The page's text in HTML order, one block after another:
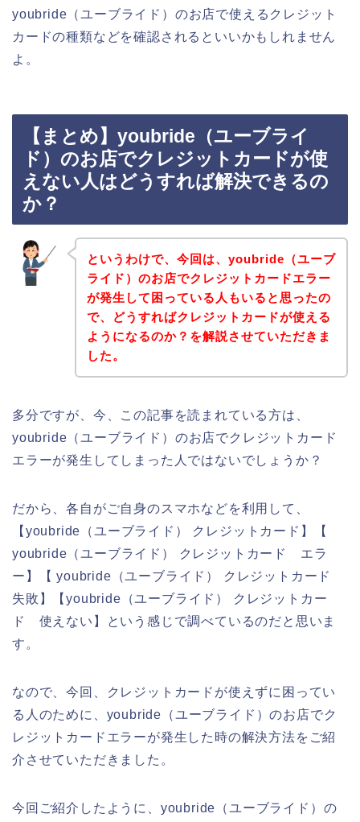
youbride（ユーブライド）のお店で使えるクレジット
カードの種類などを確認されるといいかもしれません
よ。
【まとめ】youbride（ユーブライ
ド）のお店でクレジットカードが使
えない人はどうすれば解決できるの
か？
というわけで、今回は、youbride（ユーブ
ライド）のお店でクレジットカードエラー
が発生して困っている人もいると思ったの
で、どうすればクレジットカードが使える
ようになるのか？を解説させていただきま
した。
多分ですが、今、この記事を読まれている方は、
youbride（ユーブライド）のお店でクレジットカード
エラーが発生してしまった人ではないでしょうか？
だから、各自がご自身のスマホなどを利用して、
【youbride（ユーブライド） クレジットカード】【
youbride（ユーブライド） クレジットカード エラ
ー】【 youbride（ユーブライド） クレジットカード
失敗】【youbride（ユーブライド） クレジットカー
ド 使えない】という感じで調べているのだと思いま
す。
なので、今回、クレジットカードが使えずに困ってい
る人のために、youbride（ユーブライド）のお店でク
レジットカードエラーが発生した時の解決方法をご紹
介させていただきました。
今回ご紹介したように、youbride（ユーブライド）の